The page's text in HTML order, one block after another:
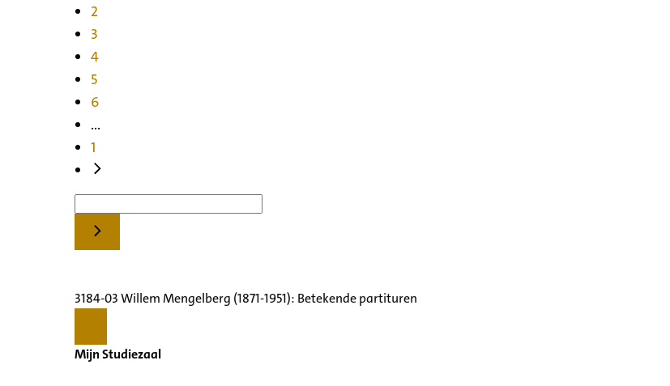
2
3
4
5
6
...
1
3184-03 Willem Mengelberg (1871-1951): Betekende partituren
Mijn Studiezaal